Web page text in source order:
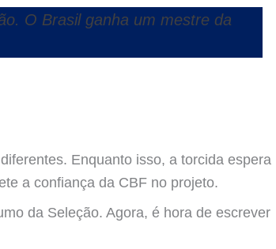
O Brasil ganha um mestre da
Enquanto isso, a torcida espera
a confiança da CBF no projeto.
da Seleção. Agora, é hora de escrever